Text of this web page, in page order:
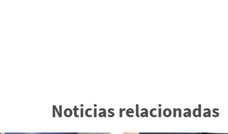
Noticias relacionadas